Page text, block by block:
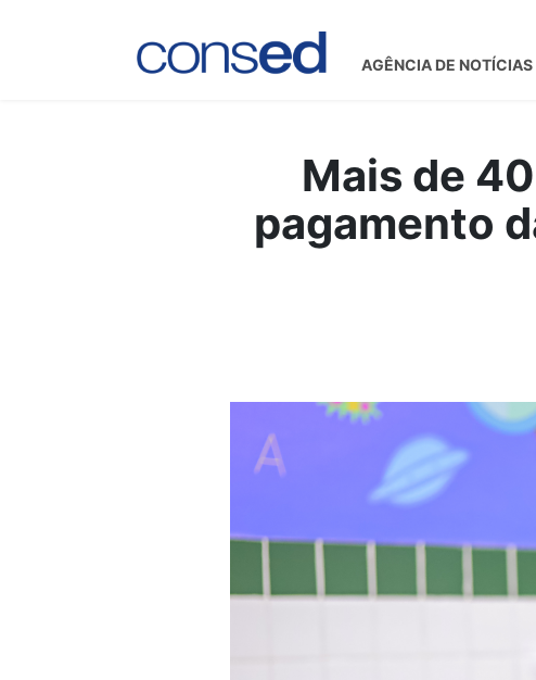
AGÊNCIA DE NOTÍCIAS
Mais de
pagamento